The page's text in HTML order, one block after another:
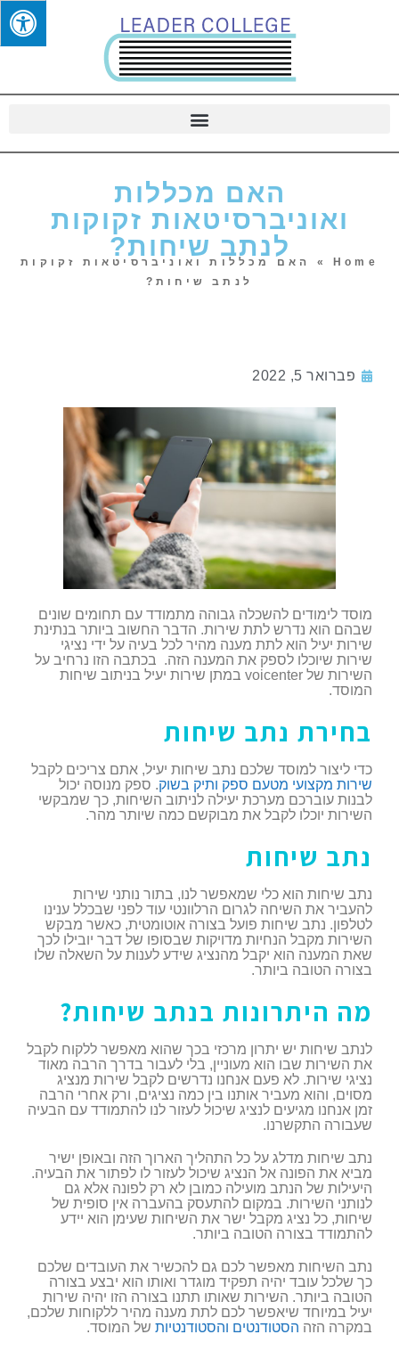
האם מכללות
ואוניברסיטאות זקוקות
לנתב שיחות?
Home
»
האם מכללות ואוניברסיטאות זקוקות
לנתב שיחות?
פברואר 5, 2022
מוסד לימודים להשכלה גבוהה מתמודד עם תחומים שונים
שבהם הוא נדרש לתת שירות. הדבר החשוב ביותר בנתינת
שירות יעיל הוא לתת מענה מהיר לכל בעיה על ידי נציגי
שירות שיוכלו לספק את המענה הזה. בכתבה הזו נרחיב על
השירות של voicenter במתן שירות יעיל בניתוב שיחות
המוסד.
בחירת נתב שיחות
כדי ליצור למוסד שלכם נתב שיחות יעיל, אתם צריכים לקבל
שירות מקצועי מטעם ספק ותיק בשוק. ספק מנוסה יכול
לבנות עוברכם מערכת יעילה לניתוב השיחות, כך שמבקשי
השירות יוכלו לקבל את מבוקשם כמה שיותר מהר.
נתב שיחות
נתב שיחות הוא כלי שמאפשר לנו, בתור נותני שירות
להעביר את השיחה לגרום הרלוונטי עוד לפני שבכלל ענינו
לטלפון. נתב שיחות פועל בצורה אוטומטית, כאשר מבקש
השירות מקבל הנחיות מדויקות שבסופו של דבר יובילו לכך
שאת המענה הוא יקבל מהנציג שידע לענות על השאלה שלו
בצורה הטובה ביותר.
מה היתרונות בנתב שיחות?
לנתב שיחות יש יתרון מרכזי בכך שהוא מאפשר ללקוח לקבל
את השירות שבו הוא מעוניין, בלי לעבור בדרך הרבה מאוד
נציגי שירות. לא פעם אנחנו נדרשים לקבל שירות מנציג
מסוים, והוא מעביר אותנו בין כמה נציגים, ורק אחרי הרבה
זמן אנחנו מגיעים לנציג שיכול לעזור לנו להתמודד עם הבעיה
שעבורה התקשרנו.
נתב שיחות מדלג על כל התהליך הארוך הזה ובאופן ישיר
מביא את הפונה אל הנציג שיכול לעזור לו לפתור את הבעיה.
היעילות של הנתב מועילה כמובן לא רק לפונה אלא גם
לנותני השירות. במקום להתעסק בהעברה אין סופית של
שיחות, כל נציג מקבל ישר את השיחות שעימן הוא יידע
להתמודד בצורה הטובה ביותר.
נתב השיחות מאפשר לכם גם להכשיר את העובדים שלכם
כך שלכל עובד יהיה תפקיד מוגדר ואותו הוא יבצע בצורה
הטובה ביותר. השירות שאותו תתנו בצורה הזו יהיה שירות
יעיל במיוחד שיאפשר לכם לתת מענה מהיר ללקוחות שלכם,
במקרה הזה הסטודנטים והסטודנטיות של המוסד.